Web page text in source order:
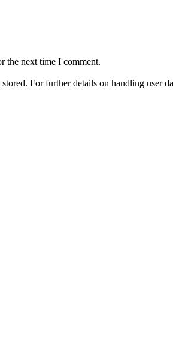
the next time I comment.
For further details on handling user